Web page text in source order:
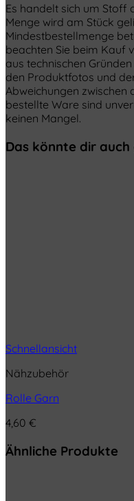
Es handelt sich um Stoff
Menge wird am Stück
Mindestbestellmenge
beachten Sie beim Kauf
aus technischen
den Produktfotos und
Abweichungen
bestellte Ware sind
keinen Mangel.
Das könnte dir
Schnellansicht
Nähzubehör
Rolle Garn
4,60 €
Ähnliche Produkte